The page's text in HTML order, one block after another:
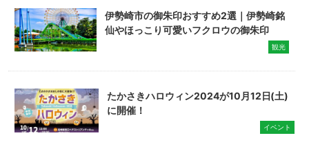
伊勢崎市の御朱印おすすめ2選｜伊勢崎銘
仙やほっこり可愛いフクロウの御朱印
観光
たかさきハロウィン2024が10月12日(土)
に開催！
イベント